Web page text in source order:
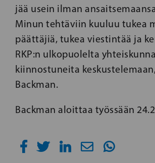
jää usein ilman
Minun tehtäviin kuuluu tukea
päättäjiä, tukea viestintää ja
RKP:n ulkopuolelta
kiinnostuneita
Backman.
Backman aloittaa työssään